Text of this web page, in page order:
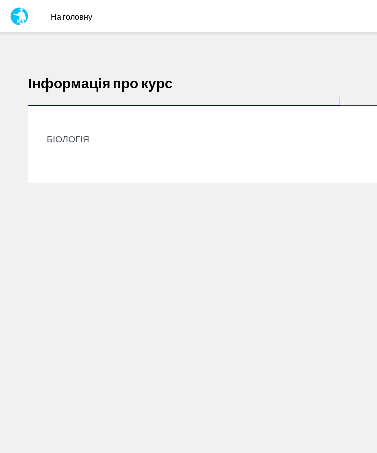
// Add the new slick-theme.css if you want the default styling
Перейти до головного вмісту
На головну
Інформація про курс
БІОЛОГІЯ